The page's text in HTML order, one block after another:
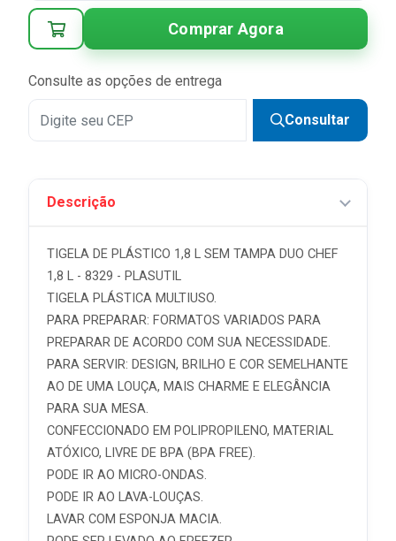
Comprar Agora
Consulte as opções de entrega
Consultar
Descrição
TIGELA DE PLÁSTICO 1,8 L SEM TAMPA DUO CHEF
1,8 L - 8329 - PLASUTIL
TIGELA PLÁSTICA MULTIUSO.
PARA PREPARAR: FORMATOS VARIADOS PARA
PREPARAR DE ACORDO COM SUA NECESSIDADE.
PARA SERVIR: DESIGN, BRILHO E COR SEMELHANTE
AO DE UMA LOUÇA, MAIS CHARME E ELEGÂNCIA
PARA SUA MESA.
CONFECCIONADO EM POLIPROPILENO, MATERIAL
ATÓXICO, LIVRE DE BPA (BPA FREE).
PODE IR AO MICRO-ONDAS.
PODE IR AO LAVA-LOUÇAS.
LAVAR COM ESPONJA MACIA.